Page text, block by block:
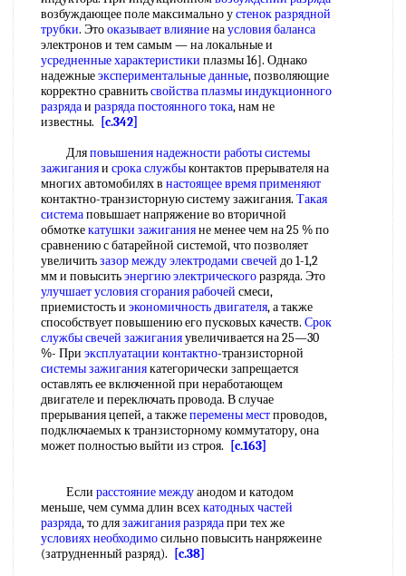
возбуждающее поле максимально устенок разрядной
трубки. Этооказывает влияниенаусловия баланса
электронов и тем самым — на локальные и
усредненные характеристики плазмы 16]. Однако
надежныеэкспериментальные данные, позволяющие
корректно сравнитьсвойства плазмыиндукционного
разрядаи разряда постоянного тока, нам не
известны.
[c.342]
Дляповышения надежности работысистемы
зажиганияи срока службыконтактов прерывателя на
многих автомобилях в настоящее время применяют
контактно-транзисторную систему зажигания. Такая
системаповышает напряжение во вторичной
обмоткекатушки зажиганияне менее чем на 25 % по
сравнению с батарейной системой, что позволяет
увеличитьзазор междуэлектродами свечей до 1-1,2
мм и повыситьэнергию электрическогоразряда. Это
улучшает условиясгорания рабочей смеси,
приемистость и экономичность двигателя, а также
способствует повышению его пусковых качеств. Срок
службысвечей зажиганияувеличивается на 25—30
%- При эксплуатации контактно-транзисторной
системы зажиганиякатегорически запрещается
оставлять ее включенной при неработающем
двигателе и переключать провода. В случае
прерывания цепей, а такжеперемены местпроводов,
подключаемых к транзисторному коммутатору, она
может полностью выйти из строя.
[c.163]
Если расстояние междуанодом и катодом
меньше, чем сумма длин всехкатодных частей
разряда, то длязажигания разрядапри тех же
условиях необходимосильно повысить нанряжеине
(затрудненный разряд).
[c.38]